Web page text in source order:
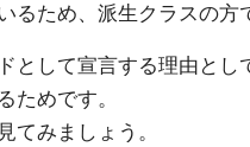
るため、派生クラスの方
として宣言する理由と
ためです。
てみましょう。